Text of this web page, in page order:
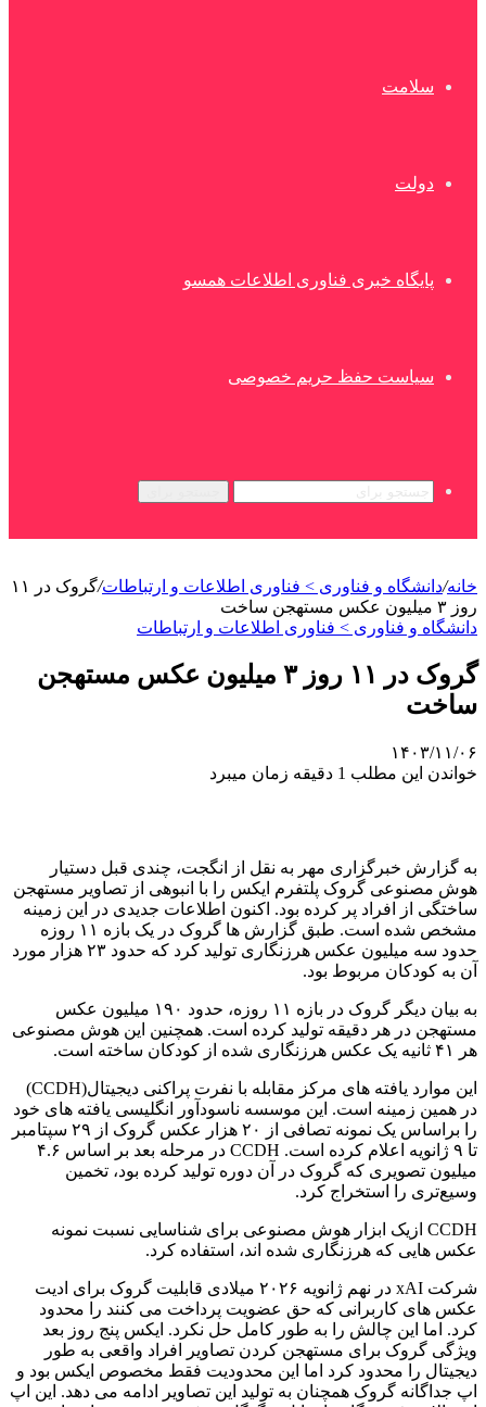
سلامت
دولت
پایگاه خبری فناوری اطلاعات همسو
سیاست حفظ حریم خصوصی
خانه/دانشگاه و فناوری > فناوری اطلاعات و ارتباطات/
گروک در ۱۱
روز ۳ میلیون عکس مستهجن ساخت
دانشگاه و فناوری > فناوری اطلاعات و ارتباطات
گروک در ۱۱ روز ۳ میلیون عکس مستهجن
ساخت
۱۴۰۳/۱۱/۰۶
خواندن این مطلب 1 دقیقه زمان میبرد
به گزارش خبرگزاری مهر به نقل از انگجت، چندی قبل دستیار
هوش مصنوعی گروک پلتفرم ایکس را با انبوهی از تصاویر مستهجن
ساختگی از افراد پر کرده بود. اکنون اطلاعات جدیدی در این زمینه
مشخص شده است. طبق گزارش ها گروک در یک بازه ۱۱ روزه
حدود سه میلیون عکس هرزنگاری تولید کرد که حدود ۲۳ هزار مورد
آن به کودکان مربوط بود.
به بیان دیگر گروک در بازه ۱۱ روزه، حدود ۱۹۰ میلیون عکس
مستهجن در هر دقیقه تولید کرده است. همچنین این هوش مصنوعی
هر ۴۱ ثانیه یک عکس هرزنگاری شده از کودکان ساخته است.
این موارد یافته های مرکز مقابله با نفرت پراکنی دیجیتال(CCDH)
در همین زمینه است. این موسسه ناسودآور انگلیسی یافته های خود
را براساس یک نمونه تصافی از ۲۰ هزار عکس گروک از ۲۹ سپتامبر
تا ۹ ژانویه اعلام کرده است. CCDH در مرحله بعد بر اساس ۴.۶
میلیون تصویری که گروک در آن دوره تولید کرده بود، تخمین
وسیع‌تری را استخراج کرد.
CCDH ازیک ابزار هوش مصنوعی برای شناسایی نسبت نمونه
عکس هایی که هرزنگاری شده اند، استفاده کرد.
شرکت xAI در نهم ژانویه ۲۰۲۶ میلادی قابلیت گروک برای ادیت
عکس های کاربرانی که حق عضویت پرداخت می کنند را محدود
کرد. اما این چالش را به طور کامل حل نکرد. ایکس پنج روز بعد
ویژگی گروک برای مستهجن کردن تصاویر افراد واقعی به طور
دیجیتال را محدود کرد اما این محدودیت فقط مخصوص ایکس بود و
اپ جداگانه گروک همچنان به تولید این تصاویر ادامه می دهد. این اپ